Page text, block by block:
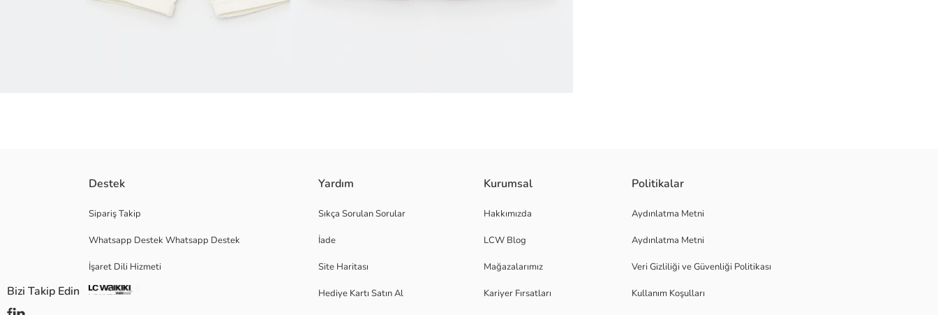
Ana Kumaş Gömlek:
Marka:
Cinsiyet:
Destek
Sipariş Takip
Whatsapp Destek Whatsapp Destek
İşaret Dili Hizmeti
Yardım
Sıkça Sorulan Sorular
İade
Site Haritası
Hediye Kartı Satın Al
Kurumsal
Hakkımızda
LCW Blog
Mağazalarımız
Kariyer Fırsatları
Politikalar
Aydınlatma Metni
Aydınlatma Metni
Veri Gizliliği ve Güvenliği Politikası
Kullanım Koşulları
Bizi Takip Edin